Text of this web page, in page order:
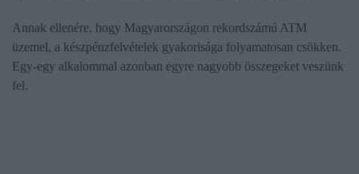
Annak ellenére, hogy Magyarországon rekordszámú ATM
üzemel, a készpénzfelvételek gyakorisága folyamatosan csökken.
Egy-egy alkalommal azonban egyre nagyobb összegeket veszünk
fel.